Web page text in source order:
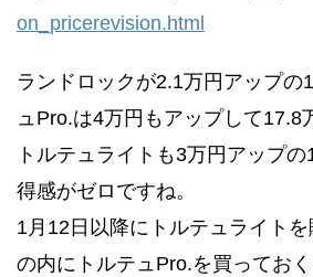
on_pricerevision.html
ランドロックが2.1万円アップの
ュPro.は4万円もアップして17.8
トルテュライトも3万円アップ
得感がゼロですね。
1月12日以降にトルテュライト
の内にトルテュPro.を買ってお